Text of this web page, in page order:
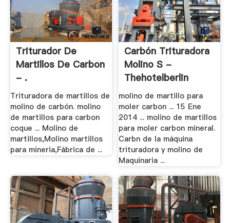
Triturador De
Martillos De Carbon
- .
Trituradora de martillos de
molino de carbón. molino
de martillos para carbon
coque ... Molino de
martillos,Molino martillos
para mineria,Fábrica de ...
Carbón Trituradora
Molino S -
Thehotelberlin
molino de martillo para
moler carbon ... 15 Ene
2014 ... molino de martillos
para moler carbon mineral.
Carbn de la máquina
trituradora y molino de
Maquinaria ...